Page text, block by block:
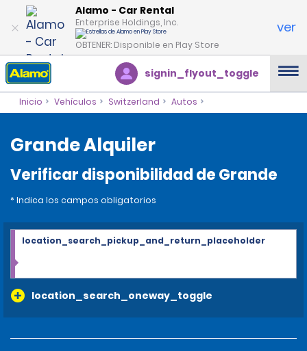
Alamo - Car Rental
Enterprise Holdings, Inc.
OBTENER: Disponible en Play Store
ver
signin_flyout_toggle
Inicio Vehículos Switzerland Autos
Grande Alquiler
Verificar disponibilidad de Grande
* Indica los campos obligatorios
location_search_oneway_toggle
location_search_pickup_and_return_placeholder